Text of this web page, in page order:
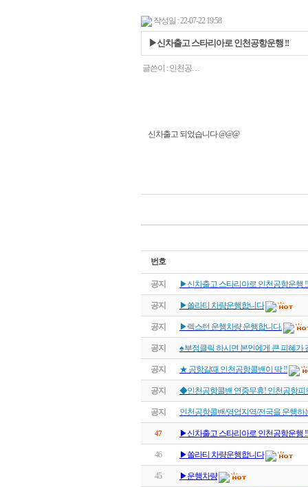
작성일 : 22-07-22 19:58
▶신차출고 스타리아로 인천공항운행 !!
글쓴이 : 인천공…
신차출고 되었습니다 @@@
번호
공지 ▶신차출고 스타리아로 인천공항운행 !!
공지 ▶쏠라티 차량운행합니다
공지 ▶렉스턴 운행차량 운행합니다.
공지 ♠ 부정클릭 하시면 본인에게 큰 피혜가
공지 ★ 공항갈때 인천공항콜밴이 딱 !!
공지 ◆인천공항콜밴 연중무휴! 인천공항
공지 인천공항콜밴/영업지역/전국을 운행하
47 ▶신차출고 스타리아로 인천공항운행 !!
46 ▶쏠라티 차량운행합니다
45 ▶운행차량